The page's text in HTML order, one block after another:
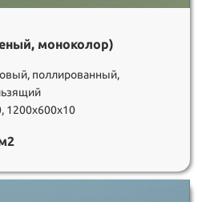
моноколор)
поллированный,
1200х600х10